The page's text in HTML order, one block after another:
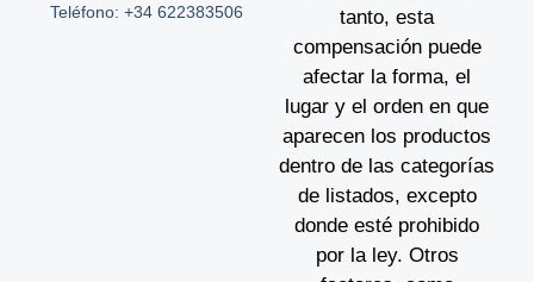
tanto, esta
compensación puede
afectar la forma, el
lugar y el orden en que
aparecen los productos
dentro de las categorías
de listados, excepto
donde esté prohibido
por la ley. Otros
Teléfono: +34 622383506